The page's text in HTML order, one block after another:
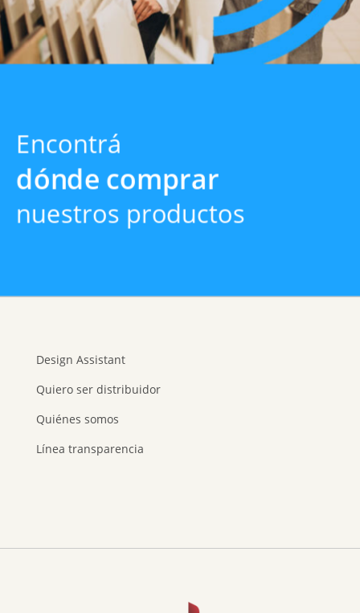
Encontrá
dónde comprar
nuestros productos
Design Assistant
Quiero ser distribuidor
Quiénes somos
Línea transparencia